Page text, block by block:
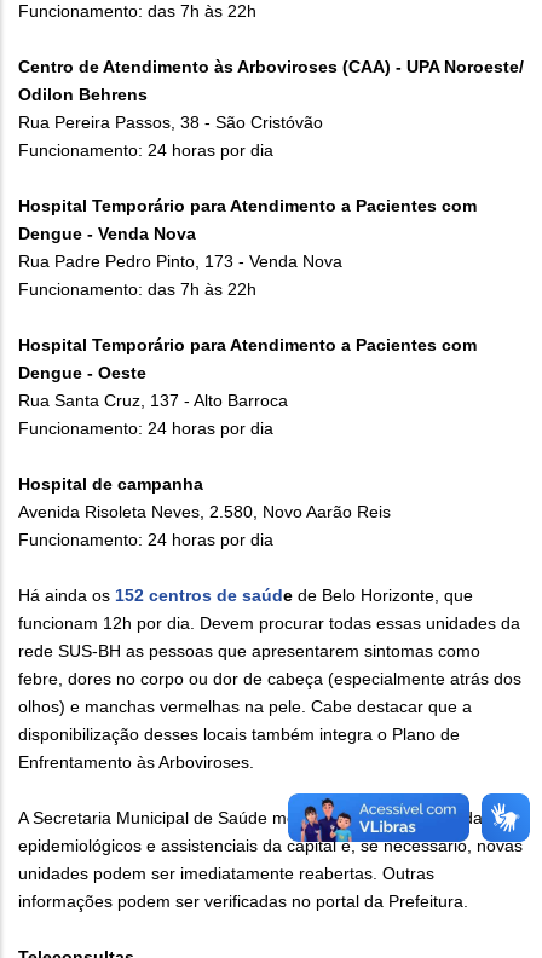
Funcionamento: das 7h às 22h
Centro de Atendimento às Arboviroses (CAA) - UPA Noroeste/
Odilon Behrens
Rua Pereira Passos, 38 - São Cristóvão
Funcionamento: 24 horas por dia
Hospital Temporário para Atendimento a Pacientes com
Dengue - Venda Nova
Rua Padre Pedro Pinto, 173 - Venda Nova
Funcionamento: das 7h às 22h
Hospital Temporário para Atendimento a Pacientes com
Dengue - Oeste
Rua Santa Cruz, 137 - Alto Barroca
Funcionamento: 24 horas por dia
Hospital de campanha
Avenida Risoleta Neves, 2.580, Novo Aarão Reis
Funcionamento: 24 horas por dia
Há ainda os 152 centros de saúde de Belo Horizonte, que
funcionam 12h por dia. Devem procurar todas essas unidades da
rede SUS-BH as pessoas que apresentarem sintomas como
febre, dores no corpo ou dor de cabeça (especialmente atrás dos
olhos) e manchas vermelhas na pele. Cabe destacar que a
disponibilização desses locais também integra o Plano de
Enfrentamento às Arboviroses.
A Secretaria Municipal de Saúde monitora diariamente os dados
epidemiológicos e assistenciais da capital e, se necessário, novas
unidades podem ser imediatamente reabertas. Outras
informações podem ser verificadas no portal da Prefeitura.